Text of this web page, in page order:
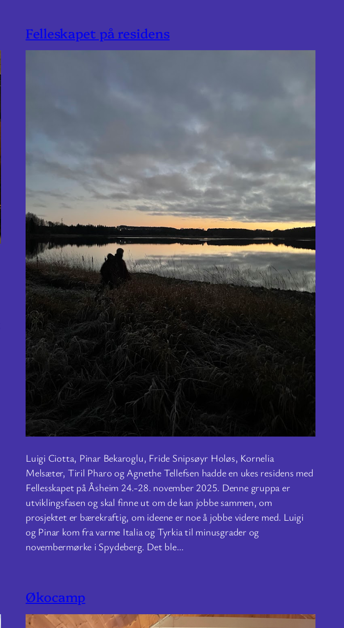
Felleskapet på residens
Luigi Ciotta, Pinar Bekaroglu, Fride Snipsøyr Holøs, Kornelia
Melsæter, Tiril Pharo og Agnethe Tellefsen hadde en ukes residens med
Fellesskapet på Åsheim 24.-28. november 2025. Denne gruppa er
utviklingsfasen og skal finne ut om de kan jobbe sammen, om
prosjektet er bærekraftig, om ideene er noe å jobbe videre med. Luigi
og Pinar kom fra varme Italia og Tyrkia til minusgrader og
novembermørke i Spydeberg. Det ble…
Økocamp